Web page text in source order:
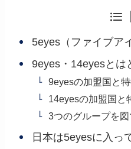
5eyes（ファイブア
9eyes・14eyesとは
9eyesの加盟国と
14eyesの加盟国と
3つのグループを
日本は5eyesに入っ